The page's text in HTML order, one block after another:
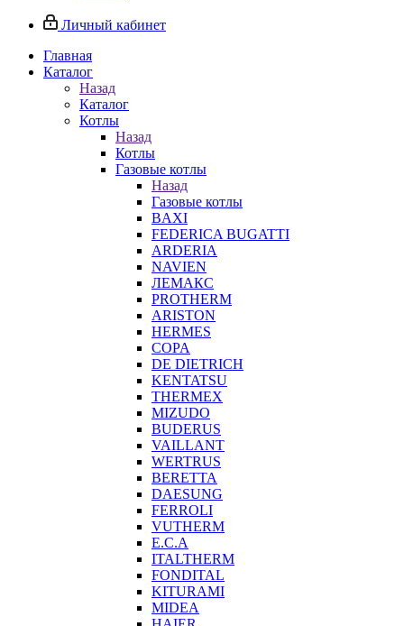
Личный кабинет
Главная
Каталог
Назад
Каталог
Котлы
Назад
Котлы
Газовые котлы
Назад
Газовые котлы
BAXI
FEDERICA BUGATTI
ARDERIA
NAVIEN
ЛЕМАКС
PROTHERM
ARISTON
HERMES
COPA
DE DIETRICH
KENTATSU
THERMEX
MIZUDO
BUDERUS
VAILLANT
WERTRUS
BERETTA
DAESUNG
FERROLI
VUTHERM
E.C.A
ITALTHERM
FONDITAL
KITURAMI
MIDEA